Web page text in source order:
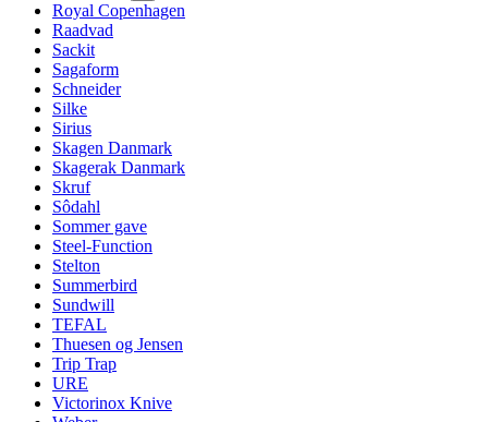
Royal Copenhagen
Raadvad
Sackit
Sagaform
Schneider
Silke
Sirius
Skagen Danmark
Skagerak Danmark
Skruf
Sôdahl
Sommer gave
Steel-Function
Stelton
Summerbird
Sundwill
TEFAL
Thuesen og Jensen
Trip Trap
URE
Victorinox Knive